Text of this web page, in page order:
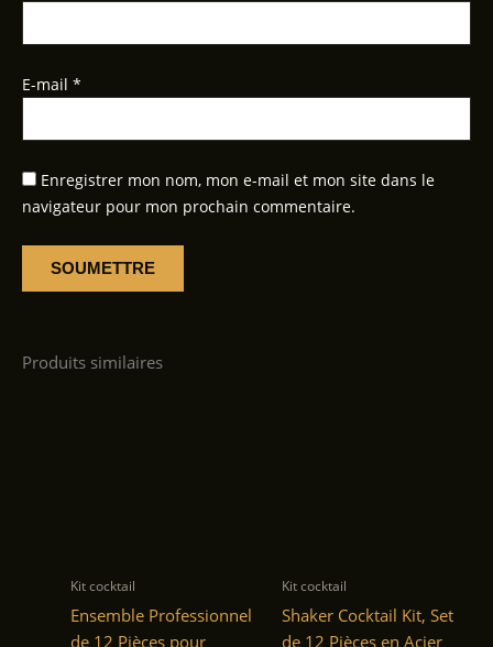
E-mail *
Enregistrer mon nom, mon e-mail et mon site dans le
navigateur pour mon prochain commentaire.
Produits similaires
Kit cocktail
Ensemble Professionnel
de 12 Pièces pour
Kit cocktail
Shaker Cocktail Kit, Set
de 12 Pièces en Acier